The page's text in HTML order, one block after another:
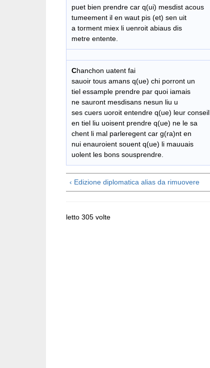
puet bien prendre car q(ui) mesdist acous
tumeement il en waut pis (et) sen uit
a torment miex li uenroit abiaus dis
metre entente.
Chanchon uatent fai
sauoir tous amans q(ue) chi porront un
tiel essample prendre par quoi iamais
ne sauront mesdisans nesun liu u
ses cuers uoroit entendre q(ue) leur conseil
en tiel liu uoisent prendre q(ue) ne le sa
chent li mal parleregent car g(ra)nt en
nui enauroient souent q(ue) li mauuais
uolent les bons sousprendre.
‹ Edizione diplomatica alias da rimuovere
letto 305 volte